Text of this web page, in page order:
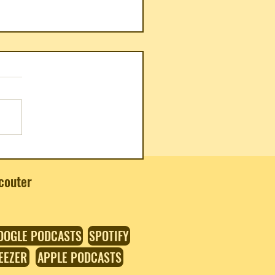
Cooking from Kimchi and
to Fried Chicken and
PODCASTS SPOTIFY
APPLE PODCASTS